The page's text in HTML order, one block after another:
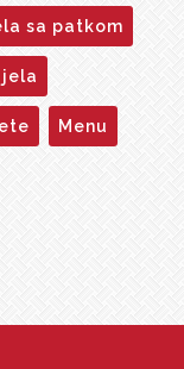
sa patkom
Menu